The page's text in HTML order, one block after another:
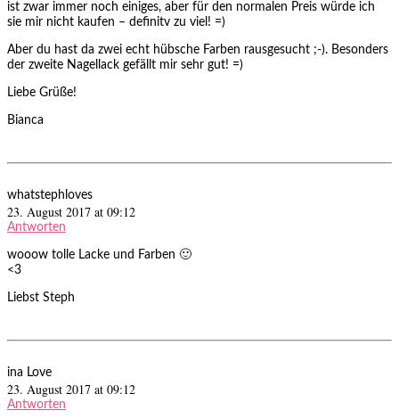
ist zwar immer noch einiges, aber für den normalen Preis würde ich
sie mir nicht kaufen – definitv zu viel! =)
Aber du hast da zwei echt hübsche Farben rausgesucht ;-). Besonders
der zweite Nagellack gefällt mir sehr gut! =)
Liebe Grüße!
Bianca
whatstephloves
23. August 2017 at 09:12
Antworten
wooow tolle Lacke und Farben 🙂
<3
Liebst Steph
ina Love
23. August 2017 at 09:12
Antworten